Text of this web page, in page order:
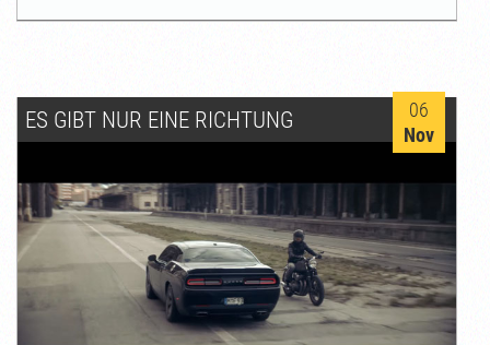
ES GIBT NUR EINE RICHTUNG
06
Nov